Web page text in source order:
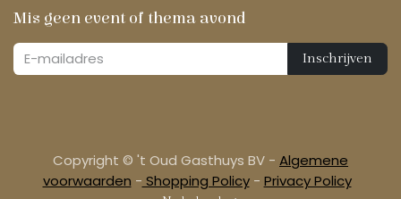
Mis geen event of thema avond
Inschrijven
Copyright © 't Oud Gasthuys BV - Algemene
voorwaarden - Shopping Policy- Privacy Policy